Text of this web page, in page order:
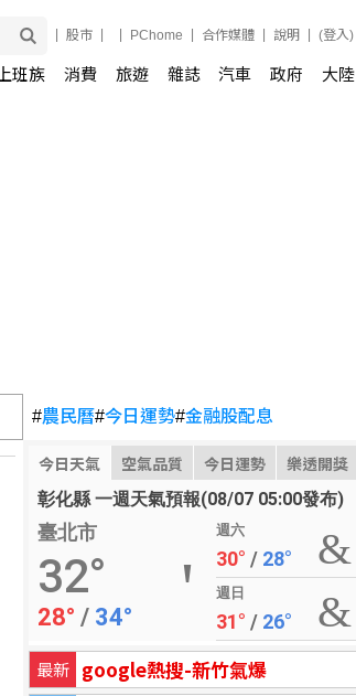
股市 PChome 合作媒體 說明 (登入)
上班族 消費 旅遊 雜誌 汽車 政府 大陸
#農民曆#今日運勢#金融股配息
今日天氣 空氣品質 今日運勢 樂透開獎
彰化縣 一週天氣預報(08/07 05:00發布)
臺北市
32°
28° / 34°
週六
30° / 28°
週日
31° / 26°
最新 google熱搜-新竹氣爆